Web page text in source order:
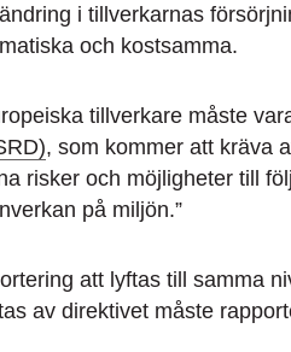
i tillverkarnas
och kostsamma.
tillverkare måste
, som kommer att kräva
risker och möjligheter till
på miljön.”
att lyftas till samma
av direktivet måste